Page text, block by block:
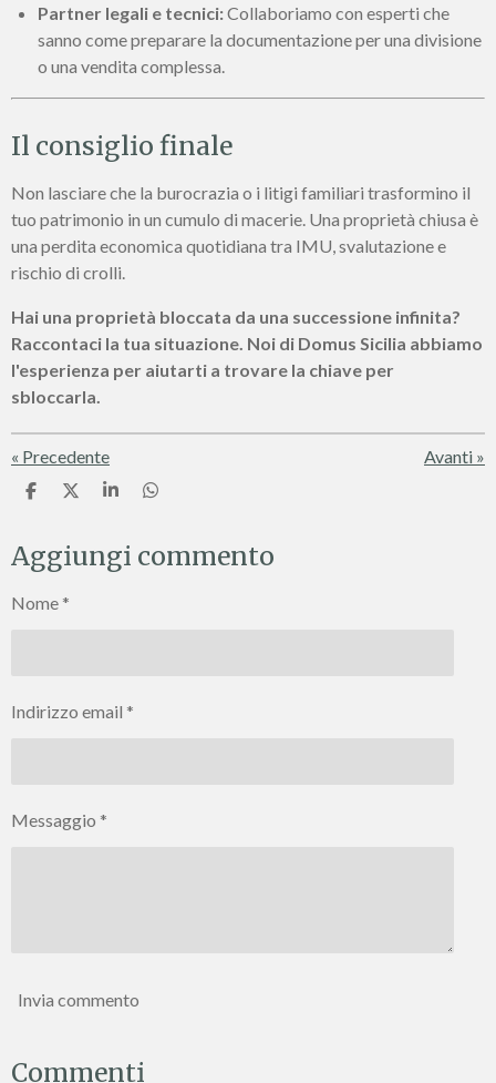
Partner legali e tecnici:Collaboriamo con esperti che
sanno come preparare la documentazione per una divisione
o una vendita complessa.
Il consiglio finale
Non lasciare che la burocrazia o i litigi familiari trasformino il
tuo patrimonio in un cumulo di macerie. Una proprietà chiusa è
una perdita economica quotidiana tra IMU, svalutazione e
rischio di crolli.
Hai una proprietà bloccata da una successione infinita?
Raccontaci la tua situazione. Noi di Domus Sicilia abbiamo
l'esperienza per aiutarti a trovare la chiave per
sbloccarla.
« Precedente Avanti »
C
d
i
i
C
d
i
C
d
i
C
d
i
Aggiungi commento
Nome *
Indirizzo email *
Messaggio *
Invia commento
Commenti